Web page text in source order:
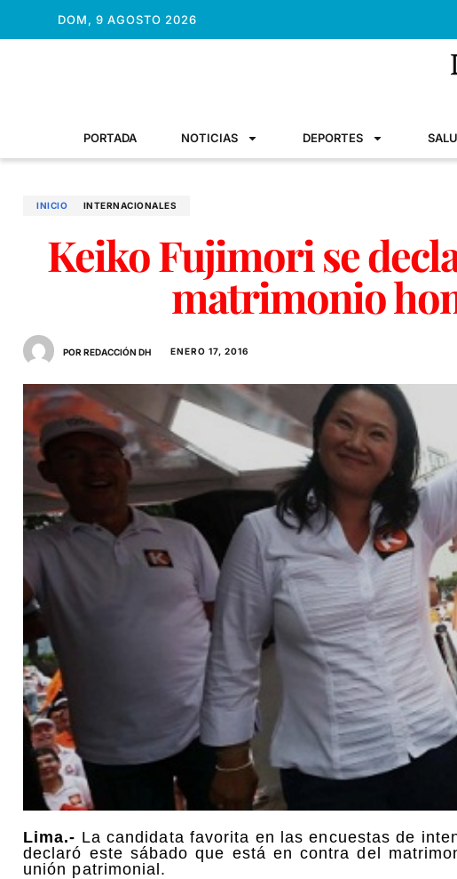
DOM, 9 AGOSTO 2026
PORTADA NOTICIAS DEPORTES
INICIO INTERNACIONALES
Keiko Fujimori se
matrimonio
POR REDACCIÓN DH ENERO 17, 2016
Lima.- La candidata favorita en las encuestas de
declaró este sábado que está en contra del
unión patrimonial.